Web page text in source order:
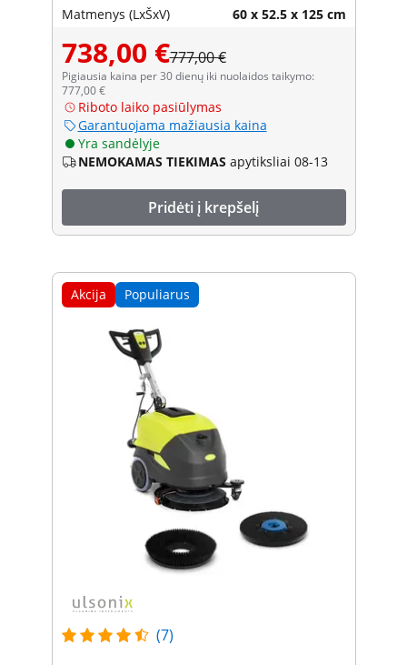
Matmenys (LxŠxV) 60 x 52.5 x 125 cm
738,00 €777,00 €
Pigiausia kaina per 30 dienų iki nuolaidos taikymo:
777,00 €
Riboto laiko pasiūlymas
Garantuojama mažiausia kaina
Yra sandėlyje
NEMOKAMAS TIEKIMAS apytiksliai 08-13
Pridėti į krepšelį
Akcija Populiarus
(7)